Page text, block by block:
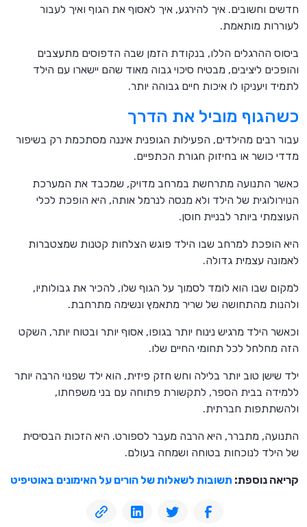
חדשים וחשובים. איך להירגע, איך לאסוף את הגוף ואיך לעבור
לעוררות מותאמת.
ביסוס ההרגלים הללו, בנקודת הזמן שבה הדפוסים מתעצבים
והופכים ליציבים, מבטיח סיכוי גבוה מאוד שהם יישארו עם הילד
לתמיד ויעניקו לו איכות חיים גבוהה יותר.
כשהגוף מוביל את הדרך
עבור רבים מהילדים, הפעילות הגופנית איננה מסתכמת רק בשיפור
מדדי כושר או בחיזוק חגורת הכתפיים.
כאשר התנועה מתרחשת במרחב מדויק, שמכבד את המערכת
הנוירולוגית של הילד ולא מנסה לנרמל אותה, היא הופכת לכלי
העוצמתי ביותר לבניית חוסן.
היא הופכת למרחב שבו הילד פוגש הצלחות קטנות שמצטברות
לאמונה עצמית גדולה.
למקום שבו הוא לומד לסמוך על הגוף שלו, להכיר את גבולותיו,
ולהנות מהתחושה של שריר מתאמץ ונשימה מתרחבת.
וכאשר הילד מרגיש נינוח יותר בגופו, אסוף יותר ובטוח יותר, השקט
הזה מחלחל לכל תחומי החיים שלו.
ילד שישן טוב יותר בלילה וחש חזק פיזית, הוא ילד שפנוי הרבה יותר
ללמידה בבית הספר, לתקשורת פתוחה עם בני משפחתו,
ולהשתתפות חברתית.
התנועה, מתברר, היא הרבה מעבר לספורט. היא הזכות הבסיסית
של הילד לנוכחות בטוחה ושמחה בעולם.
קריאה נוספת: תשובות לשאלות של הורים על האימונים באוטיפיט